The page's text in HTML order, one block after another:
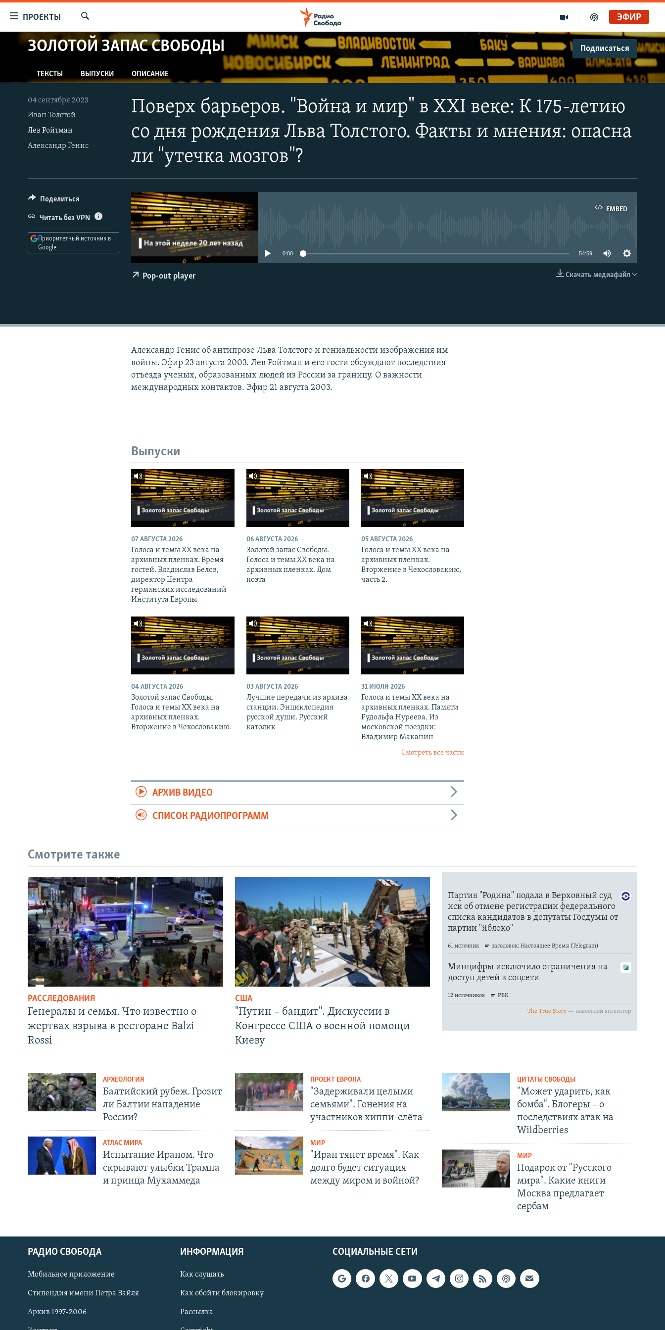
упрощенного
Вернуться
к
основному
содержанию
главной
ПРОЕКТЫ
ПРОГРАММЫ
АВТОРСКИЕ ПРОЕКТЫ
ЦИТАТЫ СВОБОДЫ
МНЕНИЯ
КУЛЬТУРА
IDEL.РЕАЛИИ
СИБИРЬ.РЕАЛИИ
РАСПИСАНИЕ ВЕЩАНИЯ
ПОДПИШИТЕСЬ НА РАССЫЛКУ
СОЦИАЛЬНЫЕ СЕТИ
ЭФИР
ЗОЛОТОЙ ЗАПАС СВОБОДЫ Подписаться
CastBox
Подписаться
ТЕКСТЫ ВЫПУСКИ ОПИСАНИЕ
Поверх барьеров. "Война и мир" в XXI веке: К 175-летию
со дня рождения Льва Толстого. Факты и мнения: опасна
ли "утечка мозгов"?
04 сентября 2023
Иван Толстой
Лев Ройтман
Александр Генис
EMBED
EMBED
0:00 54:59
Скачать медиафайл
Pop-out player
Поделиться
Читать без VPN
Приоритетный источник в
Google
Александр Генис об антипрозе Льва Толстого и гениальности изображения им
войны. Эфир 23 августа 2003. Лев Ройтман и его гости обсуждают последствия
отъезда ученых, образованных людей из России за границу. О важности
международных контактов. Эфир 21 августа 2003.
Выпуски
07 АВГУСТА 2026
Голоса и темы XX века на
архивных пленках. Время
гостей. Владислав Белов,
директор Центра
германских исследований
Института Европы
06 АВГУСТА 2026
Золотой запас Свободы.
Голоса и темы XX века на
архивных пленках. Дом
поэта
05 АВГУСТА 2026
Голоса и темы XX века на
архивных пленках.
Вторжение в Чехословакию,
часть 2.
04 АВГУСТА 2026
Золотой запас Свободы.
Голоса и темы XX века на
архивных пленках.
Вторжение в Чехословакию.
03 АВГУСТА 2026
Лучшие передачи из архива
станции. Энциклопедия
русской души. Русский
католик
31 ИЮЛЯ 2026
Голоса и темы XX века на
архивных пленках. Памяти
Рудольфа Нуреева. Из
московской поездки:
Владимир Маканин
Смотреть все части
АРХИВ ВИДЕО
СПИСОК РАДИОПРОГРАММ
Смотрите также
РАССЛЕДОВАНИЯ
Генералы и семья. Что известно о
жертвах взрыва в ресторане Balzi
Rossi
США
"Путин – бандит". Дискуссии в
Конгрессе США о военной помощи
Киеву
АРХЕОЛОГИЯ
Балтийский рубеж. Грозит
ли Балтии нападение
России?
АТЛАС МИРА
Испытание Ираном. Что
скрывают улыбки Трампа
и принца Мухаммеда
ПРОЕКТ ЕВРОПА
"Задерживали целыми
семьями". Гонения на
участников хиппи-слёта
МИР
"Иран тянет время". Как
долго будет ситуация
между миром и войной?
ЦИТАТЫ СВОБОДЫ
"Может ударить, как
бомба". Блогеры – о
последствиях атак на
Wildberries
МИР
Подарок от "Русского
мира". Какие книги
Москва предлагает
сербам
СОЦИАЛЬНЫЕ СЕТИ
РАДИО СВОБОДА
Мобильное приложение
Стипендия имени Петра Вайля
Архив 1997-2006
ИНФОРМАЦИЯ
Как слушать
Как обойти блокировку
Рассылка